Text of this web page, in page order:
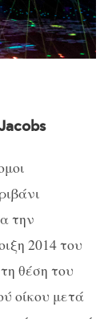
την
2014 του
θέση του
οίκου μετά